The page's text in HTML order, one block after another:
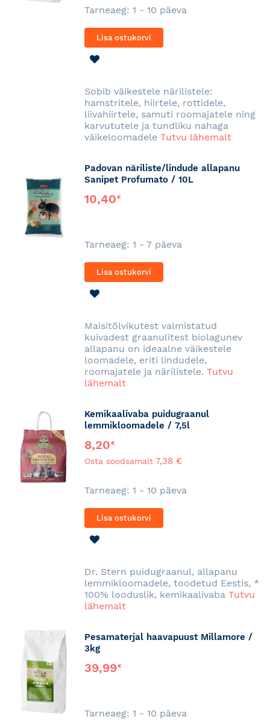
Tarneaeg: 1 - 10 päeva
Lisa ostukorvi
Sobib väikestele närilistele:
hamstritele, hiirtele, rottidele,
liivahiirtele, samuti roomajatele ning
karvututele ja tundliku nahaga
väikeloomadele Tutvu lähemalt
Padovan näriliste/lindude allapanu
Sanipet Profumato / 10L
10,40€
Tarneaeg: 1 - 7 päeva
Lisa ostukorvi
Maisitõlvikutest valmistatud
kuivadest graanulitest biolagunev
allapanu on ideaalne väikestele
loomadele, eriti lindudele,
roomajatele ja närilistele. Tutvu
lähemalt
Kemikaalivaba puidugraanul
lemmikloomadele / 7,5l
8,20€
Osta soodsamalt 7,38 €
Tarneaeg: 1 - 10 päeva
Lisa ostukorvi
Dr. Stern puidugraanul, allapanu
lemmikloomadele, toodetud Eestis, *
100% looduslik, kemikaalivaba Tutvu
lähemalt
Pesamaterjal haavapuust Millamore /
3kg
39,99€
Tarneaeg: 1 - 10 päeva